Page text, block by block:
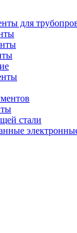
для
стали